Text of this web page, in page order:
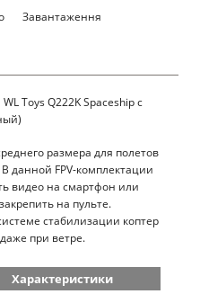
Завантаження
Toys Q222K Spaceship с
размера для полетов
данной FPV-комплектации
видео на смартфон или
на пульте.
стабилизации коптер
при ветре.
Характеристики